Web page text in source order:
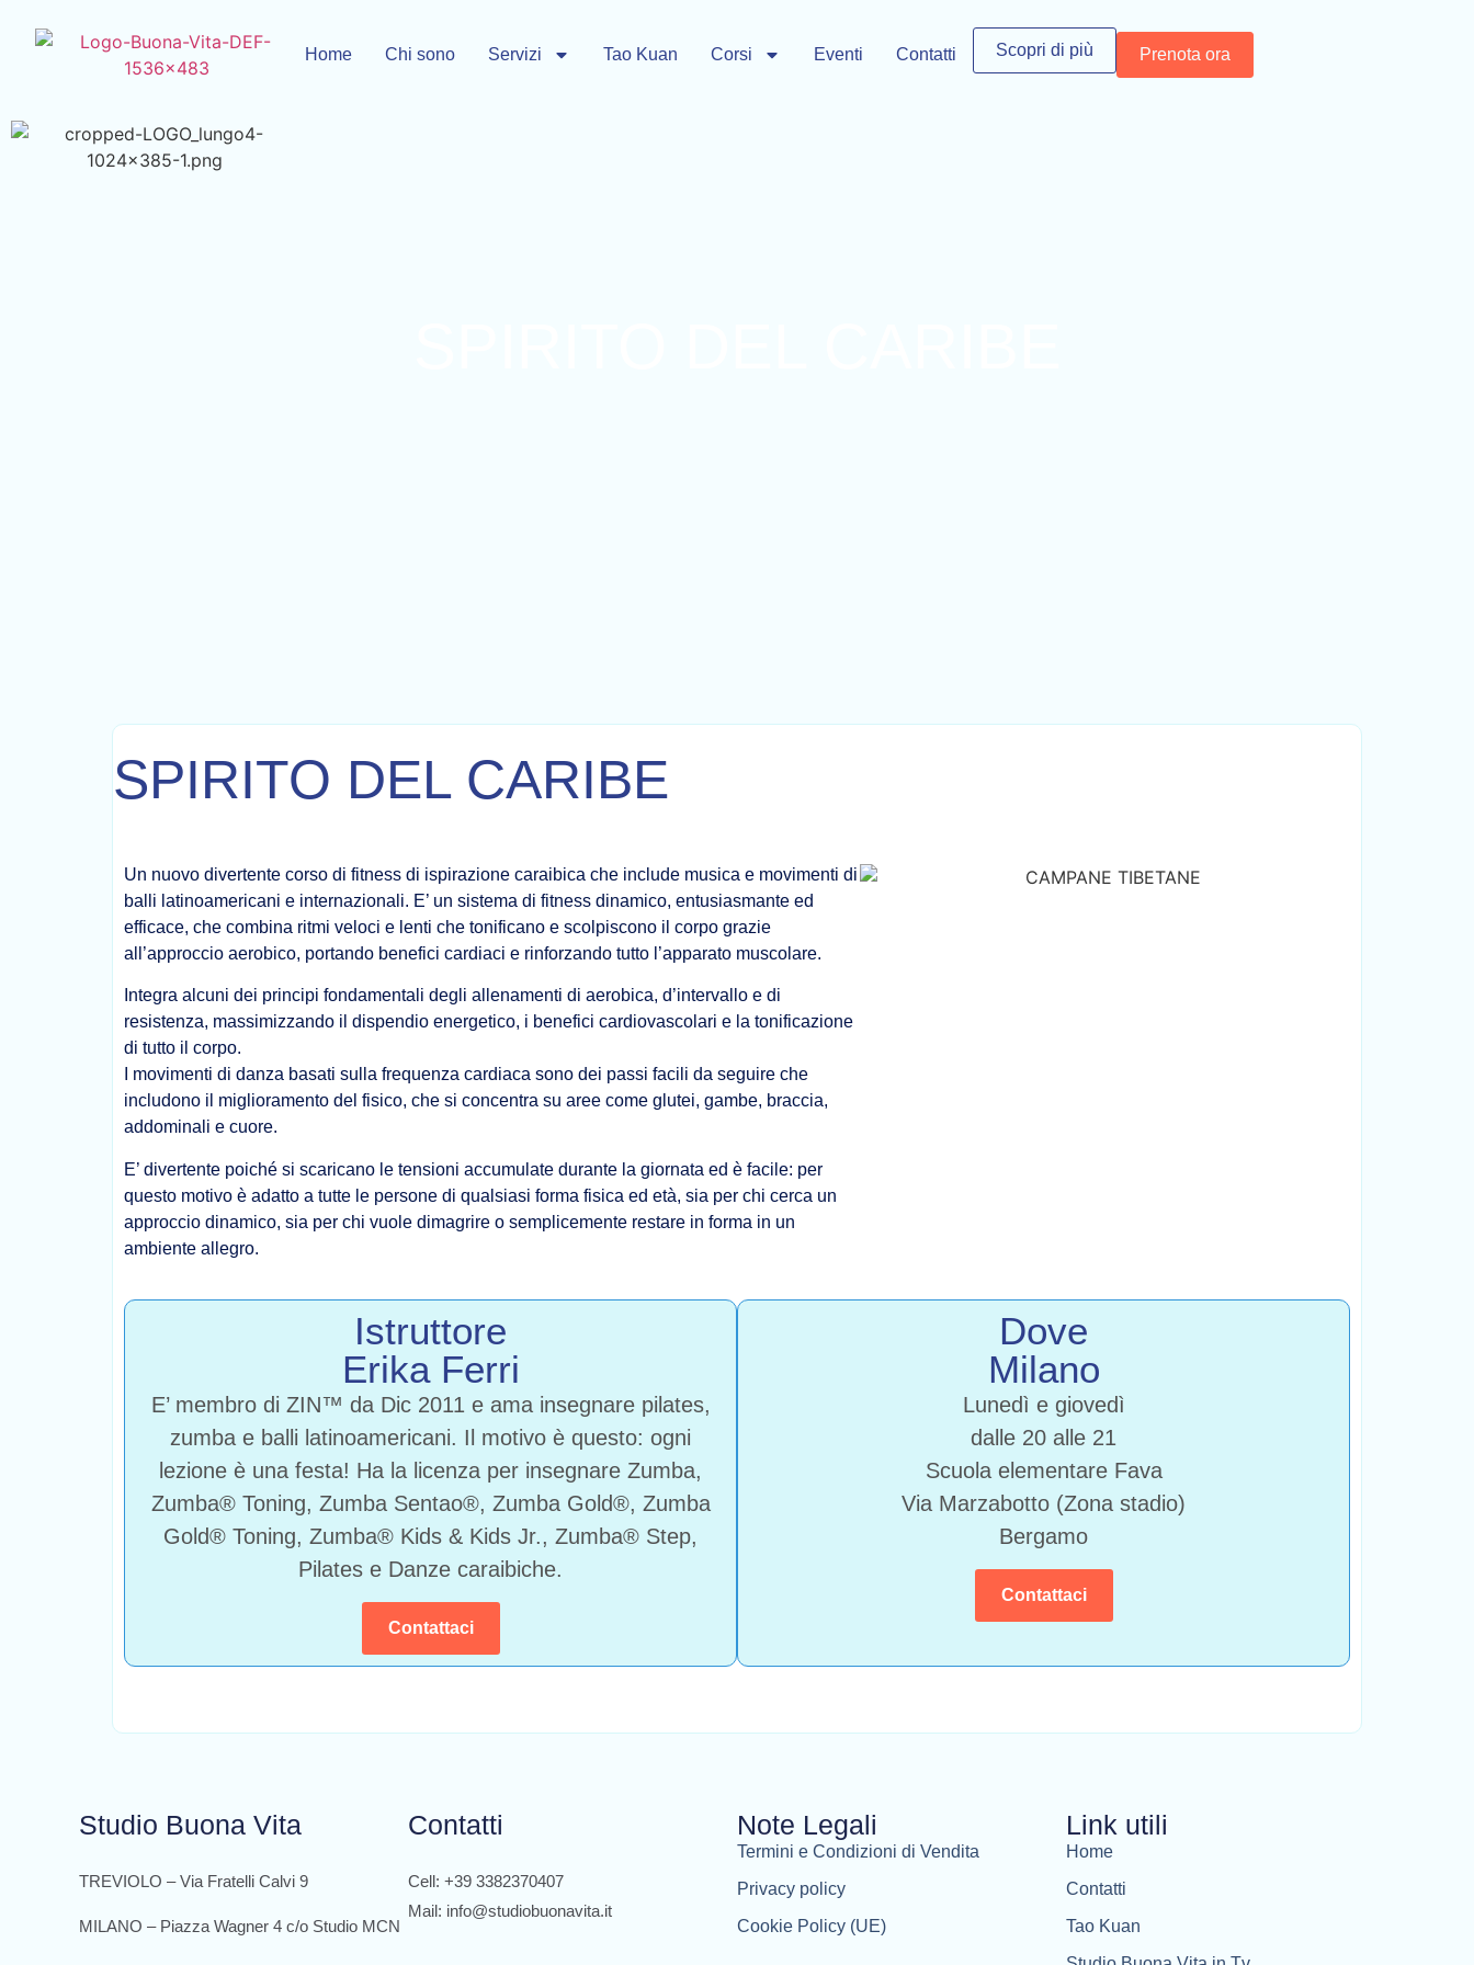
Home Chi sono Servizi Tao Kuan Corsi Eventi Contatti Scopri di più Prenota ora
SPIRITO DEL CARIBE
Un nuovo divertente corso di fitness di ispirazione caraibica che include musica e movimenti di
balli latinoamericani e internazionali. E’ un sistema di fitness dinamico, entusiasmante ed
efficace, che combina ritmi veloci e lenti che tonificano e scolpiscono il corpo grazie
all’approccio aerobico, portando benefici cardiaci e rinforzando tutto l’apparato muscolare.
Integra alcuni dei principi fondamentali degli allenamenti di aerobica, d’intervallo e di
resistenza, massimizzando il dispendio energetico, i benefici cardiovascolari e la tonificazione
di tutto il corpo.
I movimenti di danza basati sulla frequenza cardiaca sono dei passi facili da seguire che
includono il miglioramento del fisico, che si concentra su aree come glutei, gambe, braccia,
addominali e cuore.
E’ divertente poiché si scaricano le tensioni accumulate durante la giornata ed è facile: per
questo motivo è adatto a tutte le persone di qualsiasi forma fisica ed età, sia per chi cerca un
approccio dinamico, sia per chi vuole dimagrire o semplicemente restare in forma in un
ambiente allegro.
Istruttore
Erika Ferri
E’ membro di ZIN™ da Dic 2011 e ama insegnare pilates,
zumba e balli latinoamericani. Il motivo è questo: ogni
lezione è una festa! Ha la licenza per insegnare Zumba,
Zumba® Toning, Zumba Sentao®, Zumba Gold®, Zumba
Gold® Toning, Zumba® Kids & Kids Jr., Zumba® Step,
Pilates e Danze caraibiche.
Contattaci
Dove
Milano
Lunedì e giovedì
dalle 20 alle 21
Scuola elementare Fava
Via Marzabotto (Zona stadio)
Bergamo
Contattaci
Studio Buona Vita
TREVIOLO – Via Fratelli Calvi 9
MILANO – Piazza Wagner 4 c/o Studio MCN
Contatti
Cell: +39 3382370407
Mail: info@studiobuonavita.it
Note Legali
Termini e Condizioni di Vendita
Privacy policy
Cookie Policy (UE)
Link utili
Home
Contatti
Tao Kuan